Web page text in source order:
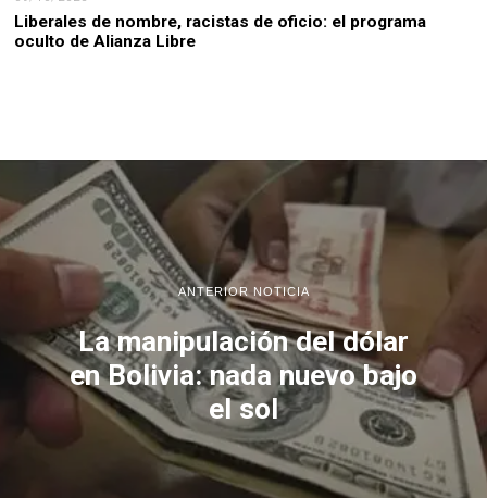
Liberales de nombre, racistas de oficio: el programa
oculto de Alianza Libre
ANTERIOR NOTICIA
La manipulación del dólar
en Bolivia: nada nuevo bajo
el sol